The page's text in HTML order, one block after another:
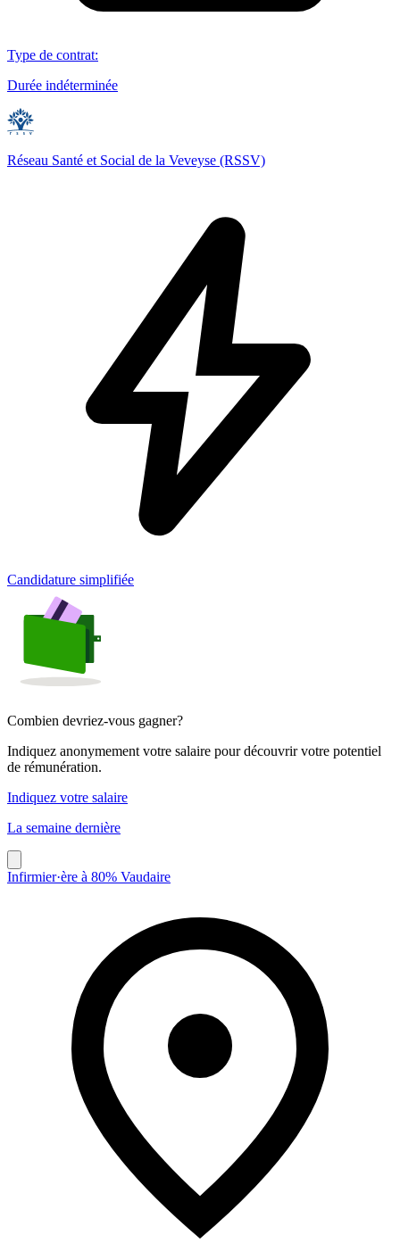
Type de contrat:
Durée indéterminée
Réseau Santé et Social de la Veveyse (RSSV)
Candidature simplifiée
Combien devriez-vous gagner?
Indiquez anonymement votre salaire pour découvrir votre potentiel
de rémunération.
Indiquez votre salaire
La semaine dernière
Infirmier·ère à 80% Vaudaire